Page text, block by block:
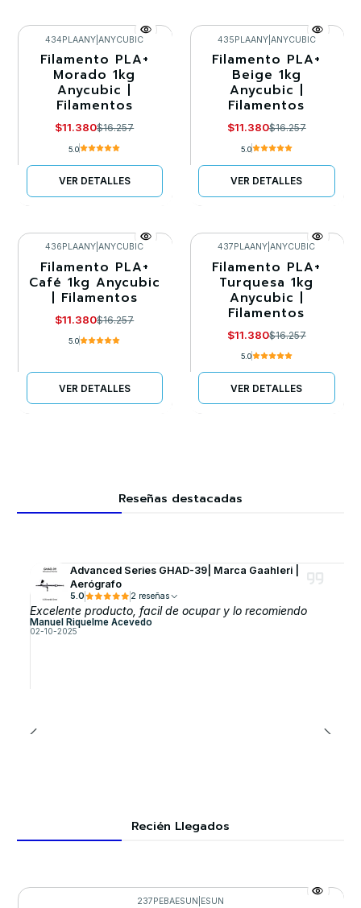
-30%
Llega el 27/08/2026
434PLAANY |ANYCUBIC
Filamento PLA+
Morado 1kg
Anycubic |
Filamentos
$11.380$16.257
5.0
VER DETALLES
-30%
Llega el 27/08/2026
435PLAANY| ANYCUBIC
Filamento PLA+
Beige 1kg
Anycubic |
Filamentos
$11.380$16.257
5.0
VER DETALLES
-30%
Agotado
436PLAANY |ANYCUBIC
Filamento PLA+
Café 1kg Anycubic
| Filamentos
$11.380$16.257
5.0
VER DETALLES
-30%
Agotado
437PLAANY |ANYCUBIC
Filamento PLA+
Turquesa 1kg
Anycubic |
Filamentos
$11.380$16.257
5.0
VER DETALLES
Reseñas destacadas
Advanced Series GHAD-39| Marca GaahIeri |
Aerógrafo
5.0 2 reseñas
Excelente producto, facil de ocupar y lo recomiendo
Manuel Riquelme Acevedo
02-10-2025
Recién Llegados
237PEBAESUN ESUN